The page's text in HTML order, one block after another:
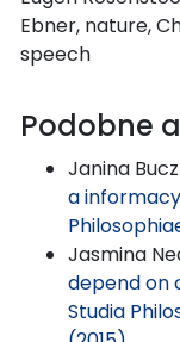
Ebner, nature,
speech
Podobne
Janina
a
Jasmina
depend on
Studia